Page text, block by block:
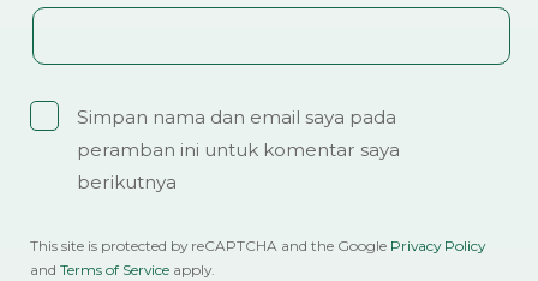
Simpan nama dan email saya pada
peramban ini untuk komentar saya
berikutnya
This site is protected by reCAPTCHA and the Google Privacy Policy
and Terms of Service apply.